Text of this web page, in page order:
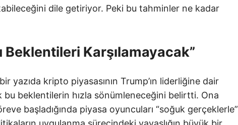
dile getiriyor. Peki bu tahminler ne kadar
Beklentileri Karşılamayacak”
yazıda kripto piyasasının Trump’ın liderliğine dair
beklentilerin hızla sönümleneceğini belirtti. Ona
başladığında piyasa oyuncuları “soğuk gerçeklerle”